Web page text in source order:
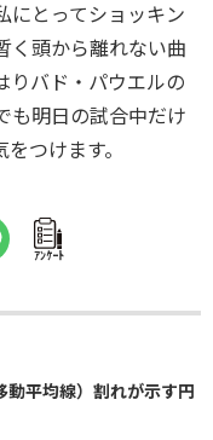
にとってショッキン
く頭から離れない曲
りバド・パウエルの
も明日の試合中だけ
つけます。
ｱﾝｹｰﾄ
動平均線）割れが示す円